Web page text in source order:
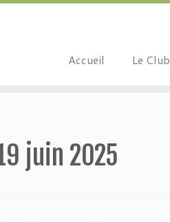
Accueil Le Club
juin 2025